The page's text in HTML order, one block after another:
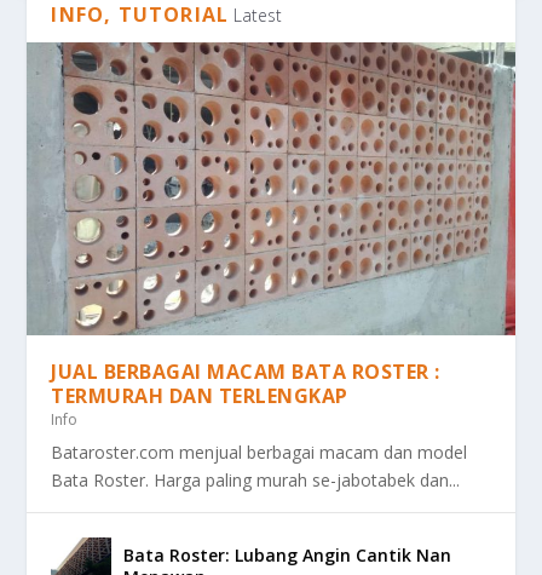
INFO, TUTORIAL Latest
JUAL BERBAGAI MACAM BATA ROSTER :
TERMURAH DAN TERLENGKAP
Info
Bataroster.com menjual berbagai macam dan model
Bata Roster. Harga paling murah se-jabotabek dan...
Bata Roster: Lubang Angin Cantik Nan